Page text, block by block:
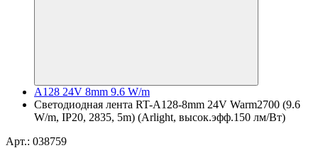
A128 24V 8mm 9.6 W/m
Светодиодная лента RT-A128-8mm 24V Warm2700 (9.6
W/m, IP20, 2835, 5m) (Arlight, высок.эфф.150 лм/Вт)
Арт.: 038759